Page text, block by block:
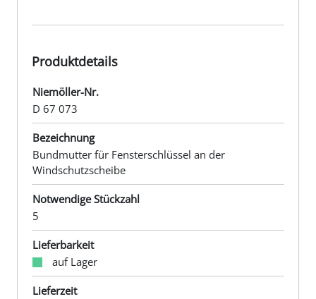
Produktdetails
Niemöller-Nr.
D 67 073
Bezeichnung
Bundmutter für Fensterschlüssel an der
Windschutzscheibe
Notwendige Stückzahl
5
Lieferbarkeit
auf Lager
Lieferzeit